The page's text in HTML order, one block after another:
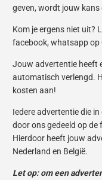
geven, wordt jouw kans
Kom je ergens niet uit?
facebook, whatsapp
Jouw advertentie heeft
automatisch verlengd.
kosten aan!
Iedere advertentie die
door ons gedeeld op
Hierdoor heeft jouw
Nederland en België.
Let op: om een